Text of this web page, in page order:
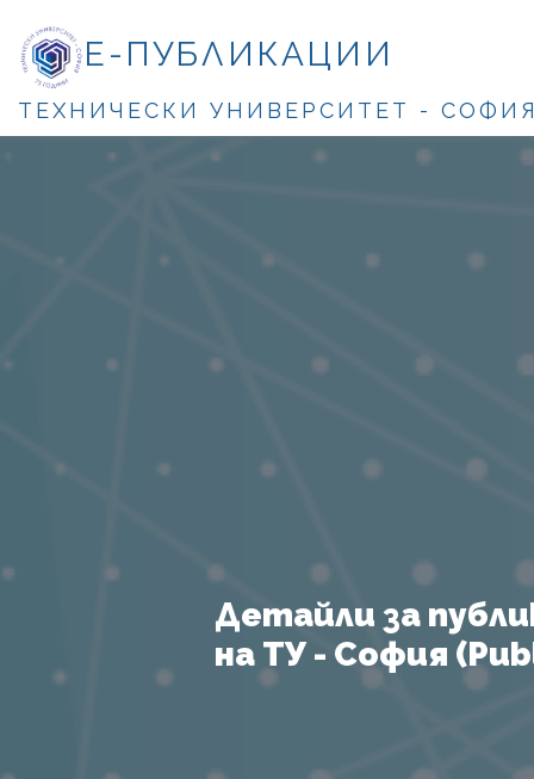
Е-ПУБЛИКАЦИИ
ТЕХНИЧЕСКИ УНИВЕРСИТЕТ -
Детайли за
на ТУ - София